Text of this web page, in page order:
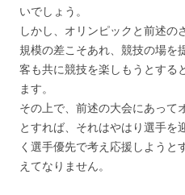
いでしょう。
しかし、オリンピックと前述の
規模の差こそあれ、競技の場を
客も共に競技を楽しもうとする
ます。
その上で、前述の大会にあって
とすれば、それはやはり選手を
く選手優先で考え応援しようと
えてなりません。